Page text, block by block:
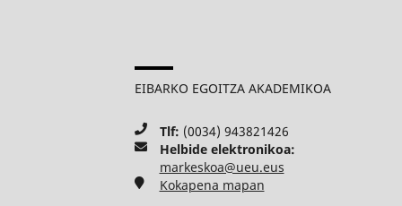
EIBARKO EGOITZA AKADEMIKOA
Tlf: (0034) 943821426
Helbide elektronikoa:
markeskoa@ueu.eus
Kokapena mapan